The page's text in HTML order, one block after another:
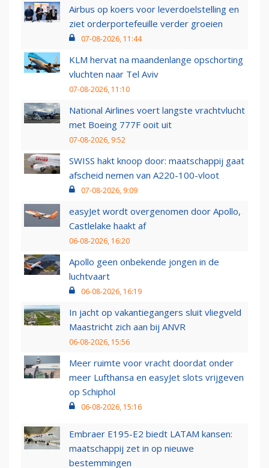
Airbus op koers voor leverdoelstelling en
ziet orderportefeuille verder groeien
07-08-2026, 11:44
KLM hervat na maandenlange opschorting
vluchten naar Tel Aviv
07-08-2026, 11:10
National Airlines voert langste vrachtvlucht
met Boeing 777F ooit uit
07-08-2026, 9:52
SWISS hakt knoop door: maatschappij gaat
afscheid nemen van A220-100-vloot
07-08-2026, 9:09
easyJet wordt overgenomen door Apollo,
Castlelake haakt af
06-08-2026, 16:20
Apollo geen onbekende jongen in de
luchtvaart
06-08-2026, 16:19
In jacht op vakantiegangers sluit vliegveld
Maastricht zich aan bij ANVR
06-08-2026, 15:56
Meer ruimte voor vracht doordat onder
meer Lufthansa en easyJet slots vrijgeven
op Schiphol
06-08-2026, 15:16
Embraer E195-E2 biedt LATAM kansen:
maatschappij zet in op nieuwe
bestemmingen